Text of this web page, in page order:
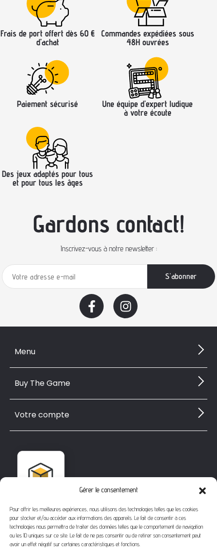
Gérer le consentement
Pour offrir les meilleures expériences, nous utilisons des technologies telles que les cookies
pour stocker et/ou accéder aux informations des appareils. Le fait de consentir à ces
technologies nous permettra de traiter des données telles que le comportement de navigation
ou les ID uniques sur ce site. Le fait de ne pas consentir ou de retirer son consentement peut
avoir un effet négatif sur certaines caractéristiques et fonctions.
Frais de port offert dès 60 €
d’achat
Commandes expédiées sous
48H ouvrées
Paiement sécurisé
Une équipe d’expert ludique
à votre écoute
Des jeux adaptés pour tous
et pour tous les âges
Gardons contact!
Inscrivez-vous à notre newsletter :
1112 Bd Fernand Darchicourt
Menu
Buy The Game
Votre compte